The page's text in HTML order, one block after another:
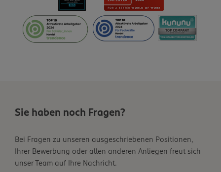
Sie haben noch Fragen?
Bei Fragen zu unseren ausgeschriebenen Positionen,
Ihrer Bewerbung oder allen anderen Anliegen freut sich
unser Team auf Ihre Nachricht.